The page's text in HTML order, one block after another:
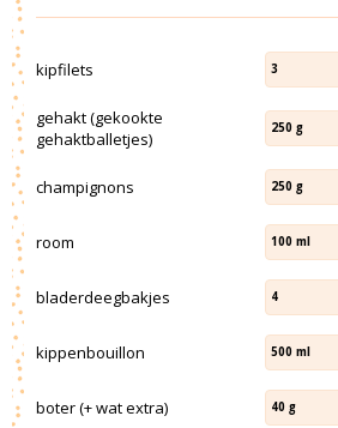
kipfilets 3
gehakt (gekookte
gehaktballetjes)
250 g
champignons 250 g
room 100 ml
bladerdeegbakjes 4
kippenbouillon 500 ml
boter (+ wat extra) 40 g